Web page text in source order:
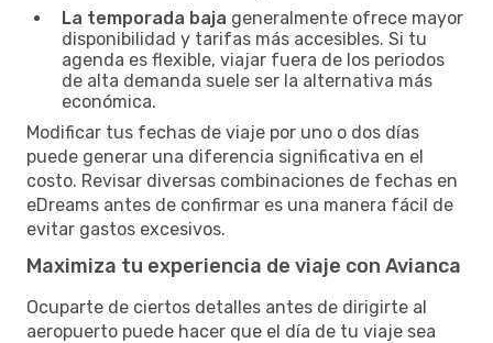
La temporada baja generalmente ofrece mayor
disponibilidad y tarifas más accesibles. Si tu
agenda es flexible, viajar fuera de los periodos
de alta demanda suele ser la alternativa más
económica.
Modificar tus fechas de viaje por uno o dos días
puede generar una diferencia significativa en el
costo. Revisar diversas combinaciones de fechas en
eDreams antes de confirmar es una manera fácil de
evitar gastos excesivos.
Maximiza tu experiencia de viaje con Avianca
Ocuparte de ciertos detalles antes de dirigirte al
aeropuerto puede hacer que el día de tu viaje sea